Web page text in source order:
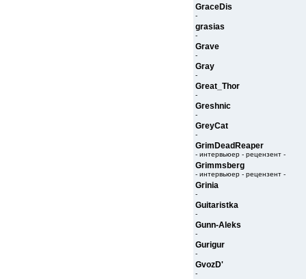
GraceDis
-
grasias
-
Grave
-
Gray
-
Great_Thor
-
Greshnic
-
GreyCat
-
GrimDeadReaper
- интервьюер - рецензент -
Grimmsberg
- интервьюер - рецензент -
Grinia
-
Guitaristka
-
Gunn-Aleks
-
Gurigur
-
GvozD'
-